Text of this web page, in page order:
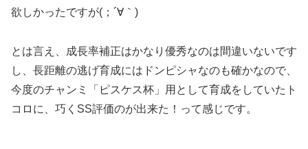
欲しかったですが(；´∀｀)
とは言え、成長率補正はかなり優秀なのは間違いないです
し、長距離の逃げ育成にはドンピシャなのも確かなので、
今度のチャンミ「ピスケス杯」用として育成をしていたト
コロに、巧くSS評価のが出来た！って感じです。